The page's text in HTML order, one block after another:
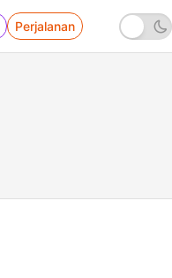
Perjalanan